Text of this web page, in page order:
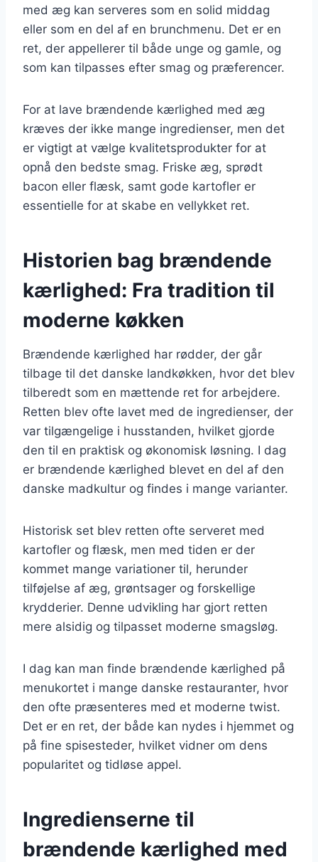
med æg kan serveres som en solid middag
eller som en del af en brunchmenu. Det er en
ret, der appellerer til både unge og gamle, og
som kan tilpasses efter smag og præferencer.
For at lave brændende kærlighed med æg
kræves der ikke mange ingredienser, men det
er vigtigt at vælge kvalitetsprodukter for at
opnå den bedste smag. Friske æg, sprødt
bacon eller flæsk, samt gode kartofler er
essentielle for at skabe en vellykket ret.
Historien bag brændende
kærlighed: Fra tradition til
moderne køkken
Brændende kærlighed har rødder, der går
tilbage til det danske landkøkken, hvor det blev
tilberedt som en mættende ret for arbejdere.
Retten blev ofte lavet med de ingredienser, der
var tilgængelige i husstanden, hvilket gjorde
den til en praktisk og økonomisk løsning. I dag
er brændende kærlighed blevet en del af den
danske madkultur og findes i mange varianter.
Historisk set blev retten ofte serveret med
kartofler og flæsk, men med tiden er der
kommet mange variationer til, herunder
tilføjelse af æg, grøntsager og forskellige
krydderier. Denne udvikling har gjort retten
mere alsidig og tilpasset moderne smagsløg.
I dag kan man finde brændende kærlighed på
menukortet i mange danske restauranter, hvor
den ofte præsenteres med et moderne twist.
Det er en ret, der både kan nydes i hjemmet og
på fine spisesteder, hvilket vidner om dens
popularitet og tidløse appel.
Ingredienserne til
brændende kærlighed med